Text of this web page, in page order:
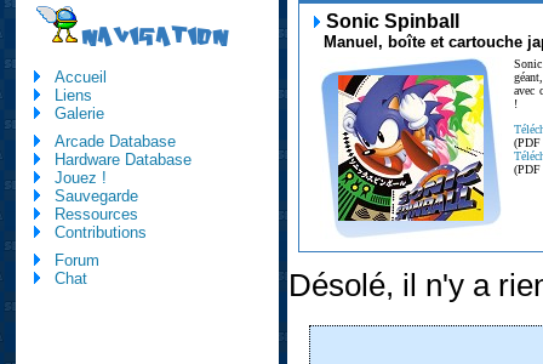
Sonic Spinball
Manuel, boîte et cartouche
avec
!
Désolé, il n'y a
NAVIGATION
Accueil
Liens
Galerie
Arcade Database
Hardware Database
Jouez !
Sauvegarde
Ressources
Contributions
Forum
Chat